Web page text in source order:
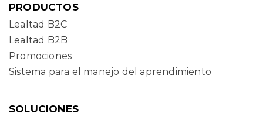
PRODUCTOS
Lealtad B2C
Lealtad B2B
Promociones
Sistema para el manejo del aprendimiento
SOLUCIONES